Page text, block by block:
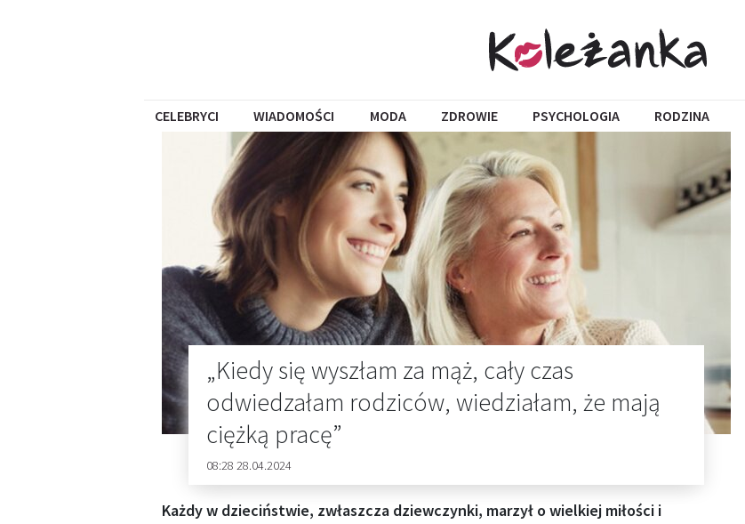
CELEBRYCI WIADOMOŚCI MODA ZDROWIE PSYCHOLOGIA RODZINA
„Kiedy się wyszłam za mąż, cały czas
odwiedzałam rodziców, wiedziałam, że mają
ciężką pracę”
08:28 28.04.2024
Każdy w dzieciństwie, zwłaszcza dziewczynki, marzył o wielkiej miłości i